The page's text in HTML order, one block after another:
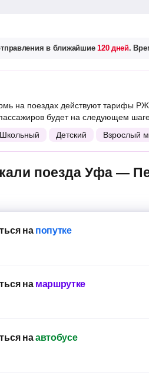
в ближайшие120 дней.
на поездах действуют тарифы
будет на следующем
Школьный Детский Взрослый
на попутке
на маршрутке
наавтобусе